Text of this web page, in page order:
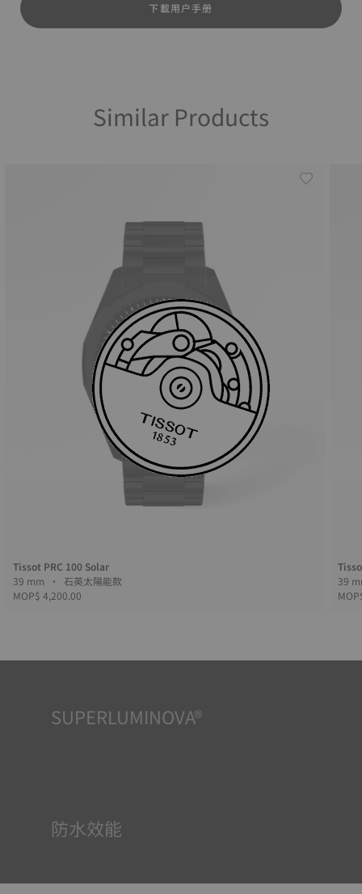
下載用户手册
Similar Products
Tissot PRC 100 Solar
39 mm • 石英太陽能款
MOP$ 4,200.00
SUPERLUMINOVA®
防水效能